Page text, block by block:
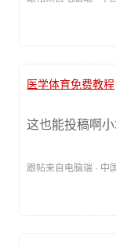
医学体育免费教程
这也能投稿啊
跟帖来自电脑端 · 中